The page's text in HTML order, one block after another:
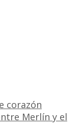
corazón
Merlín y el